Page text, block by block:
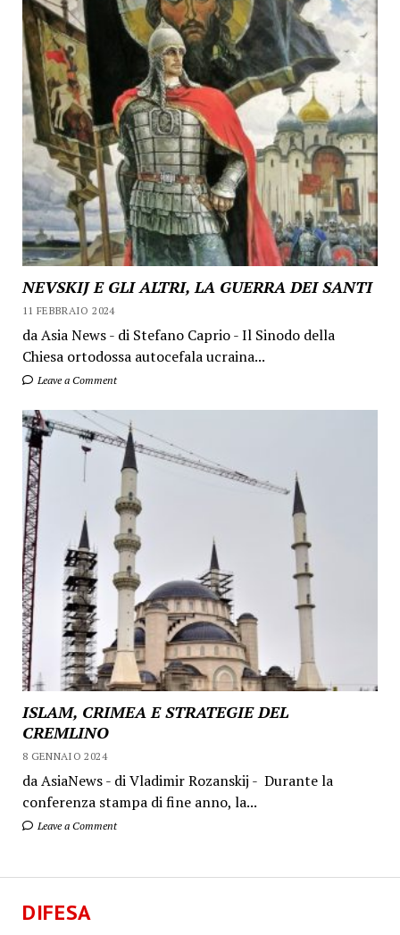
NEVSKIJ E GLI ALTRI, LA GUERRA DEI SANTI
11 FEBBRAIO 2024
da Asia News - di Stefano Caprio - Il Sinodo della
Chiesa ortodossa autocefala ucraina...
Leave a Comment
ISLAM, CRIMEA E STRATEGIE DEL
CREMLINO
8 GENNAIO 2024
da AsiaNews - di Vladimir Rozanskij - Durante la
conferenza stampa di fine anno, la...
Leave a Comment
DIFESA